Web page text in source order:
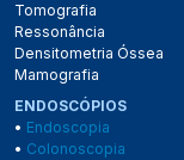
Tomografia
Ressonância
Densitometria Óssea
Mamografia
ENDOSCÓPIOS
• Endoscopia
• Colonoscopia